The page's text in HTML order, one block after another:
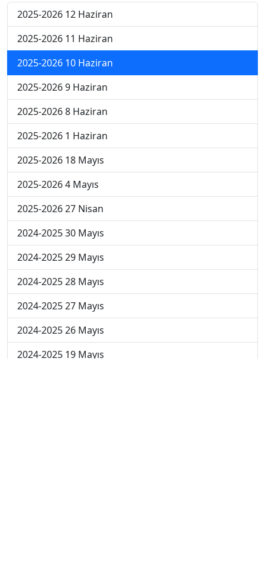
2025-2026 12 Haziran
2025-2026 11 Haziran
2025-2026 10 Haziran
2025-2026 9 Haziran
2025-2026 8 Haziran
2025-2026 1 Haziran
2025-2026 18 Mayıs
2025-2026 4 Mayıs
2025-2026 27 Nisan
2024-2025 30 Mayıs
2024-2025 29 Mayıs
2024-2025 28 Mayıs
2024-2025 27 Mayıs
2024-2025 26 Mayıs
2024-2025 19 Mayıs